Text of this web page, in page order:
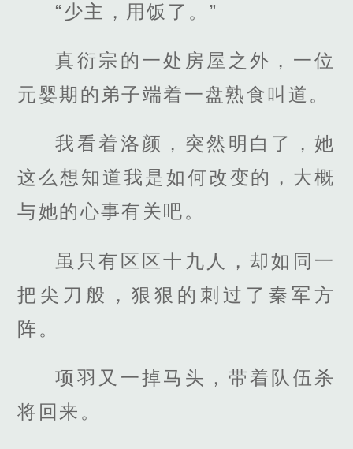
“少主，用饭了。”
真衍宗的一处房屋之外，一位
元婴期的弟子端着一盘熟食叫道。
我看着洛颜，突然明白了，她
这么想知道我是如何改变的，大概
与她的心事有关吧。
虽只有区区十九人，却如同一
把尖刀般，狠狠的刺过了秦军方
阵。
项羽又一掉马头，带着队伍杀
将回来。